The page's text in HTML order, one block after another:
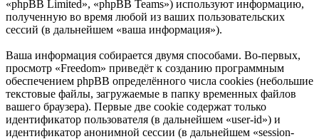
«phpBB Limited», «phpBB Teams») используют информацию,
полученную во время любой из ваших пользовательских
сессий (в дальнейшем «ваша информация»).
Ваша информация собирается двумя способами. Во-первых,
просмотр «Freedom» приведёт к созданию программным
обеспечением phpBB определённого числа cookies (небольшие
текстовые файлы, загружаемые в папку временных файлов
вашего браузера). Первые две cookie содержат только
идентификатор пользователя (в дальнейшем «user-id») и
идентификатор анонимной сессии (в дальнейшем «session-